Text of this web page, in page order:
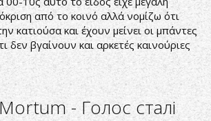
από το κοινό αλλά νομίζω ότι
κατιούσα και έχουν μείνει οι μπάντες
δεν βγαίνουν και αρκετές καινούριες
- Голос сталі